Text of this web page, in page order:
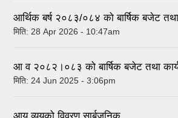
आर्थिक बर्ष २०८३/०८४ को बार्षिक बजेट
मिति: 28 Apr 2026 - 10:47am
आ व २०८२।०८३ को बार्षिक बजेट तथा
मिति: 24 Jun 2025 - 3:06pm
आय व्ययको विवरण सार्बजनिक